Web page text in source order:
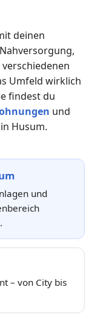
deinen
Umfeld wirklich
findest du
und
Husum.
und
.
– von City bis